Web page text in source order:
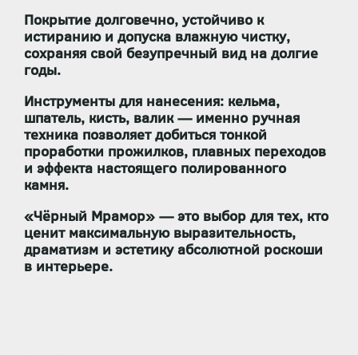
Покрытие долговечно, устойчиво к
истираниюи допуска влажную чистку,
сохраняя свой безупречный вид на долгие
годы.
Инструменты для нанесения: кельма,
шпатель, кисть, валик — именно ручная
техника позволяет добиться тонкой
проработки прожилков, плавных переходов
и эффекта настоящего полированного
камня.
«Чёрный Мрамор» — это выбор для тех, кто
ценит максимальную выразительность,
драматизм и эстетику абсолютной роскоши
в интерьере.